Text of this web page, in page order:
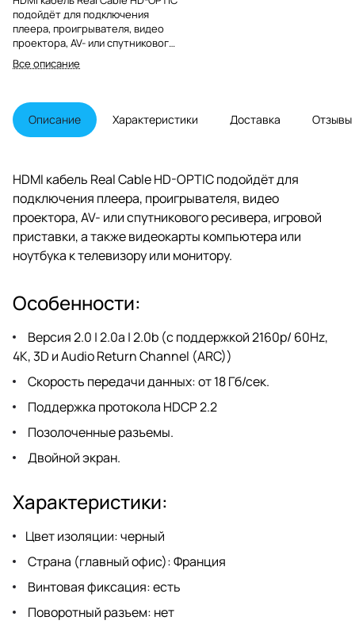
подойдёт для подключения
плеера, проигрывателя, видео
проектора, AV- или спутникового
ресивера, игровой приставки, а
также видеокарты компьютера
монитору.
Все описание
Описание Характеристики Доставка Отзывы
HDMI кабель Real Cable HD-OPTIC подойдёт для
подключения плеера, проигрывателя, видео
проектора, AV- или спутникового ресивера, игровой
приставки, а также видеокарты компьютера или
ноутбука к телевизору или монитору.
Особенности:
Версия 2.0 | 2.0a | 2.0b (с поддержкой 2160p/ 60Hz,
4K, 3D и Audio Return Channel (ARC))
Скорость передачи данных: от 18 Гб/сек.
Поддержка протокола HDCP 2.2
Позолоченные разъемы.
Двойной экран.
Характеристики:
Цвет изоляции: черный
Страна (главный офис): Франция
Винтовая фиксация: есть
Поворотный разъем: нет